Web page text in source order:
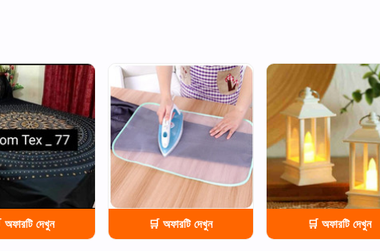
HOT
অফারটি দেখুন
HOT
🛒 অফারটি দেখুন 🛒 অফারটি দেখুন